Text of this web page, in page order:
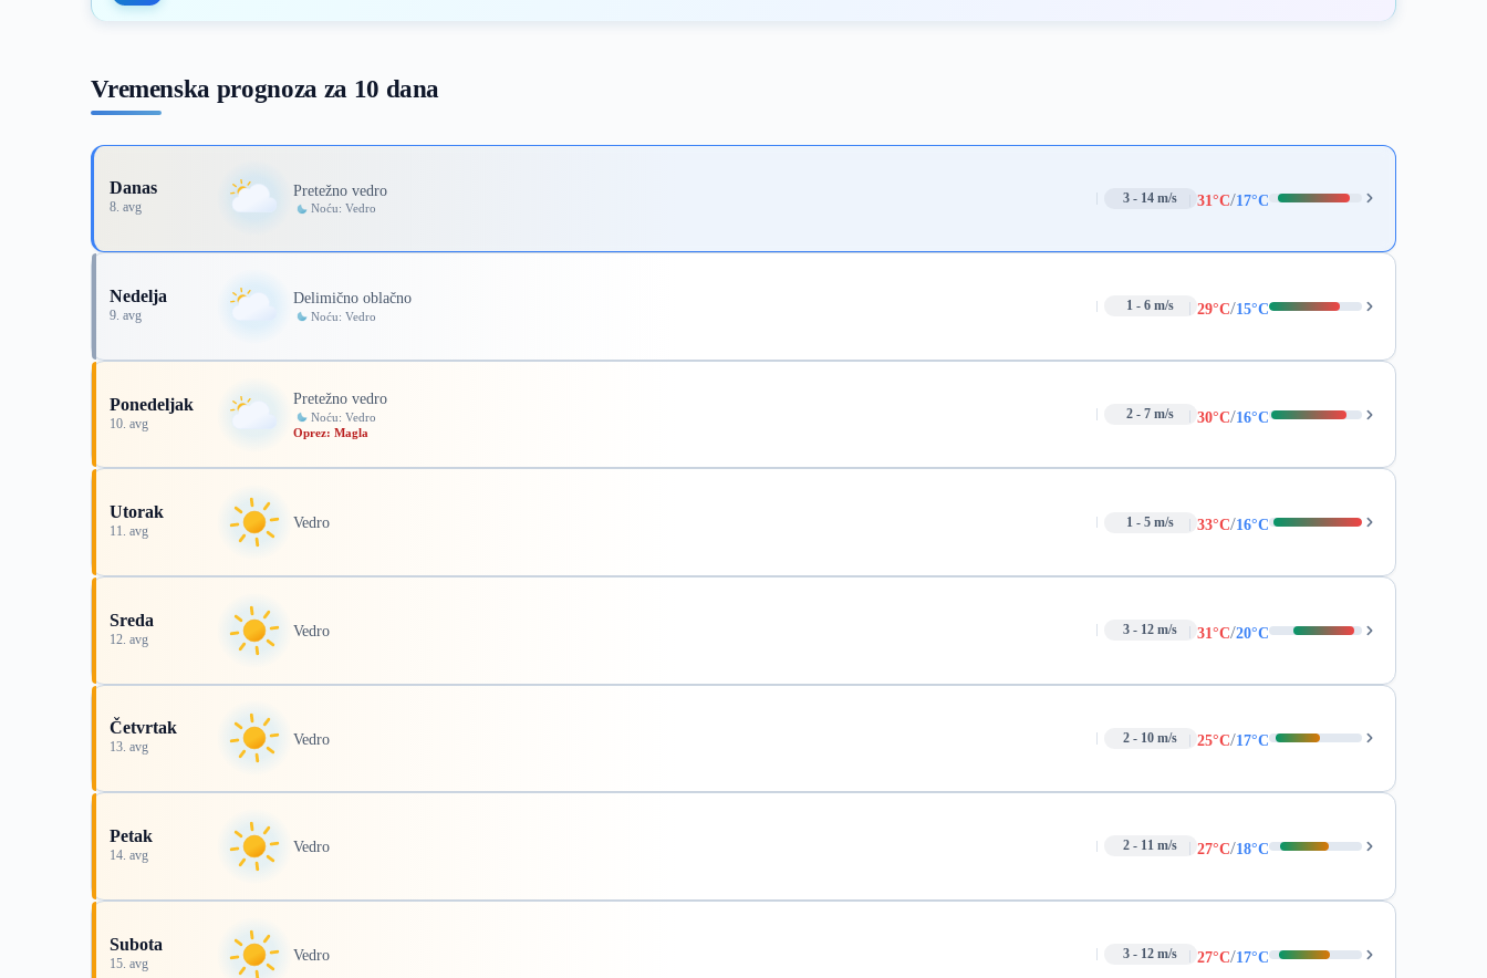
Vremenska prognoza za 10 dana
Danas
8. avg
Pretežno vedro
Noću: Vedro
3 - 14 m/s 31°C/17°C
Nedelja
9. avg
Delimično oblačno
Noću: Vedro
1 - 6 m/s 29°C/15°C
Ponedeljak
10. avg
Pretežno vedro
Noću: Vedro
Oprez: Magla
2 - 7 m/s 30°C/16°C
Utorak
11. avg Vedro 1 - 5 m/s 33°C/16°C
Sreda
12. avg Vedro 3 - 12 m/s 31°C/20°C
Četvrtak
13. avg Vedro 2 - 10 m/s 25°C/17°C
Petak
14. avg Vedro 2 - 11 m/s 27°C/18°C
Subota
15. avg Vedro 3 - 12 m/s 27°C/17°C